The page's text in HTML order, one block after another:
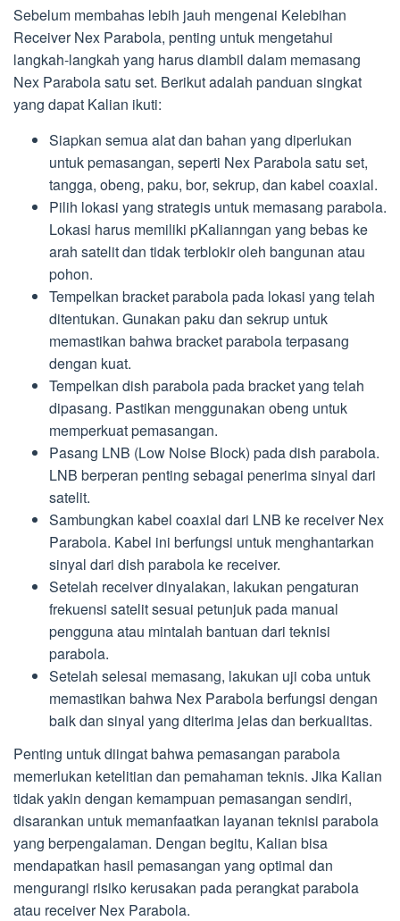
Sebelum membahas lebih jauh mengenai Kelebihan
Receiver Nex Parabola, penting untuk mengetahui
langkah-langkah yang harus diambil dalam memasang
Nex Parabola satu set. Berikut adalah panduan singkat
yang dapat Kalian ikuti:
Siapkan semua alat dan bahan yang diperlukan
untuk pemasangan, seperti Nex Parabola satu set,
tangga, obeng, paku, bor, sekrup, dan kabel coaxial.
Pilih lokasi yang strategis untuk memasang parabola.
Lokasi harus memiliki pKalianngan yang bebas ke
arah satelit dan tidak terblokir oleh bangunan atau
pohon.
Tempelkan bracket parabola pada lokasi yang telah
ditentukan. Gunakan paku dan sekrup untuk
memastikan bahwa bracket parabola terpasang
dengan kuat.
Tempelkan dish parabola pada bracket yang telah
dipasang. Pastikan menggunakan obeng untuk
memperkuat pemasangan.
Pasang LNB (Low Noise Block) pada dish parabola.
LNB berperan penting sebagai penerima sinyal dari
satelit.
Sambungkan kabel coaxial dari LNB ke receiver Nex
Parabola. Kabel ini berfungsi untuk menghantarkan
sinyal dari dish parabola ke receiver.
Setelah receiver dinyalakan, lakukan pengaturan
frekuensi satelit sesuai petunjuk pada manual
pengguna atau mintalah bantuan dari teknisi
parabola.
Setelah selesai memasang, lakukan uji coba untuk
memastikan bahwa Nex Parabola berfungsi dengan
baik dan sinyal yang diterima jelas dan berkualitas.
Penting untuk diingat bahwa pemasangan parabola
memerlukan ketelitian dan pemahaman teknis. Jika Kalian
tidak yakin dengan kemampuan pemasangan sendiri,
disarankan untuk memanfaatkan layanan teknisi parabola
yang berpengalaman. Dengan begitu, Kalian bisa
mendapatkan hasil pemasangan yang optimal dan
mengurangi risiko kerusakan pada perangkat parabola
atau receiver Nex Parabola.